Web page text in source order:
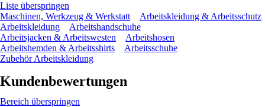
Liste überspringen
Maschinen, Werkzeug & Werkstatt
Arbeitskleidung & Arbeitsschutz
Arbeitskleidung
Arbeitshandschuhe
Arbeitsjacken & Arbeitswesten
Arbeitshosen
Arbeitshemden & Arbeitsshirts
Arbeitsschuhe
Zubehör Arbeitskleidung
Kundenbewertungen
Bereich überspringen